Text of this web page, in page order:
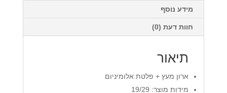
מידע נוסף
חוות דעת (0)
תיאור
ארון מעץ + פלטת אלומיניום
מידות מוצר: 19/29